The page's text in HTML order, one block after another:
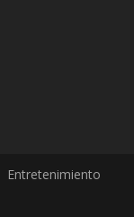
Entretenimiento